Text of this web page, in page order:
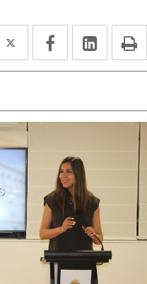
Twitter
Enlace
a
aplicación
externa.
Facebook
Enlace
a
aplicación
Enlace
a